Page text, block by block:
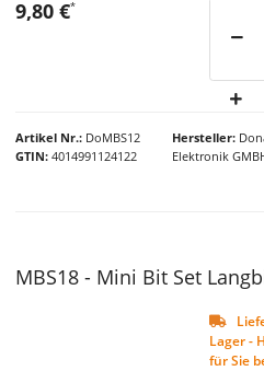
Artikel Nr. DoMBS12
GTIN 4014991124122
Hersteller
Elektronik
9,80 €*
NEU
MBS18 - Mini Bit Set
Lager -
für Sie